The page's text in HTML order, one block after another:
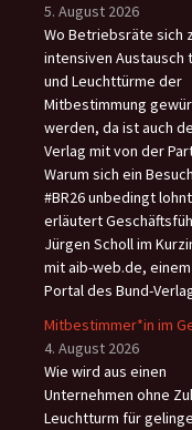
5. August 2026
Wo Betriebsräte sich
intensiven Austausch
und Leuchttürme der
Mitbestimmung
werden, da ist auch
Verlag mit von der
Warum sich ein
#BR26 unbedingt
erläutert
Jürgen Scholl im
mit aib-web.de,
Portal des Bund-
Mitbestimmer*in im
4. August 2026
Wie wird aus einen
Unternehmen ohne
Leuchtturm für